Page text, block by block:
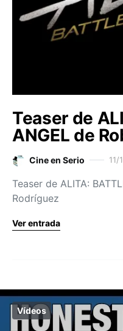
Teaser de
ANGEL de
Cine en Serio 11/
Teaser de ALITA:
Rodríguez
Ver entrada
Vídeos